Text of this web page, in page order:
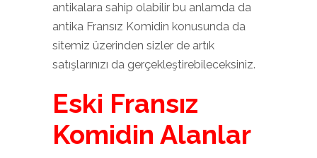
antikalara sahip olabilir bu anlamda da
antika Fransız Komidin konusunda da
sitemiz üzerinden sizler de artık
satışlarınızı da gerçekleştirebileceksiniz.
Eski Fransız
Komidin Alanlar